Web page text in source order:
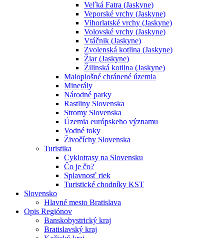
Veľká Fatra (Jaskyne)
Veporské vrchy (Jaskyne)
Vihorlatské vrchy (Jaskyne)
Volovské vrchy (Jaskyne)
Vtáčnik (Jaskyne)
Zvolenská kotlina (Jaskyne)
Žiar (Jaskyne)
Žilinská kotlina (Jaskyne)
Maloplošné chránené územia
Minerály
Národné parky
Rastliny Slovenska
Stromy Slovenska
Územia európskeho významu
Vodné toky
Živočíchy Slovenska
Turistika
Cyklotrasy na Slovensku
Čo je čo?
Splavnosť riek
Turistické chodníky KST
Slovensko
Hlavné mesto Bratislava
Opis Regiónov
Banskobystrický kraj
Bratislavský kraj